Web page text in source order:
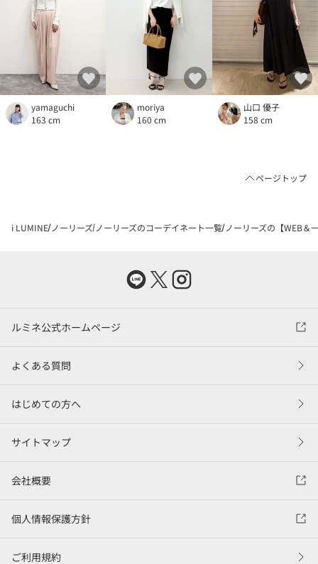
yamaguchi
163 cm
moriya
160 cm
山口 優子
158 cm
ページトップ
i LUMINE ノーリーズ ノーリーズのコーデイネート一覧 ノーリーズの【WEB＆
ルミネ公式ホームページ
よくある質問
はじめての方へ
サイトマップ
会社概要
個人情報保護方針
ご利用規約